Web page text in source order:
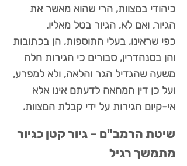
כיהודי במצוות, הרי שהוא מאשר את
הגיור, ואם לא, הגיור בטל מאליו.
כפי שראינו, בעלי התוספות, הן בכתובות
והן בסנהדרין, סבורים כי הגירות חלה
משעה שהגדיל הגר והלאה, ולא למפרע,
ועל כן דין המחאה לדעתם אינו אלא
אי-קיום הגירות על ידי קבלת המצוות.
שיטת הרמב"ם – גיור קטן כגיור
מתמשך רגיל